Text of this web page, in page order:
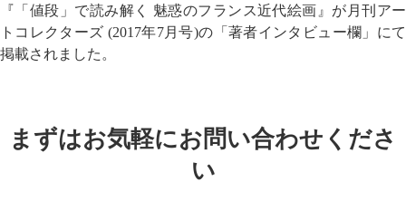
『「値段」で読み解く 魅惑のフランス近代絵画』が月刊アー
トコレクターズ (2017年7月号)の「著者インタビュー欄」にて
掲載されました。
まずはお気軽にお問い合わせくださ
い